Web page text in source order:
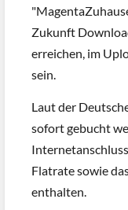
Zukunft
erreichen, im
sein.
Laut der
sofort gebucht
Flatrate sowie
enthalten.